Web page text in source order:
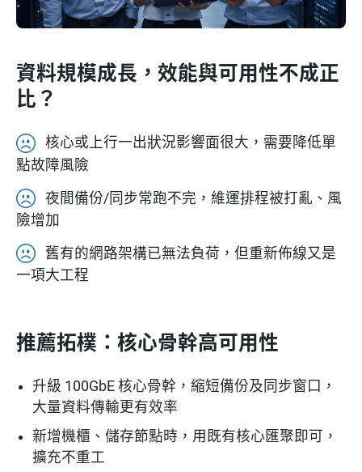
資料規模成長，效能與可用性不成正
比？
核心或上行一出狀況影響面很大，需要降低單
點故障風險
夜間備份/同步常跑不完，維運排程被打亂、風
險增加
舊有的網路架構已無法負荷，但重新佈線又是
一項大工程
推薦拓樸：核心骨幹高可用性
升級 100GbE 核心骨幹，縮短備份及同步窗口，
大量資料傳輸更有效率
新增機櫃、儲存節點時，用既有核心匯聚即可，
擴充不重工